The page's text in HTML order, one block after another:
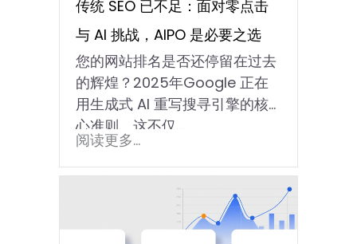
传统 SEO 已不足：面对零点击
与 AI 挑战，AIPO 是必要之选
您的网站排名是否还停留在过去
的辉煌？2025年Google 正在
用生成式 AI 重写搜寻引擎的核
心准则。这不仅…
阅读更多...